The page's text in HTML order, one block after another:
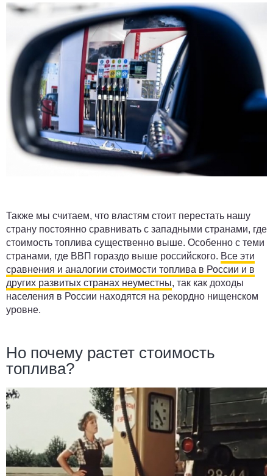
Также мы считаем, что властям стоит перестать нашу
страну постоянно сравнивать с западными странами, где
стоимость топлива существенно выше. Особенно с теми
странами, где ВВП гораздо выше российского. Все эти
сравнения и аналогии стоимости топлива в России и в
других развитых странах неуместны, так как доходы
населения в России находятся на рекордно нищенском
уровне.
Но почему растет стоимость
топлива?